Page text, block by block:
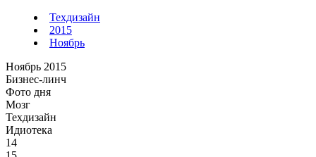
Техдизайн
2015
Ноябрь
Ноябрь 2015
Бизнес-линч
Фото дня
Мозг
Техдизайн
Идиотека
14